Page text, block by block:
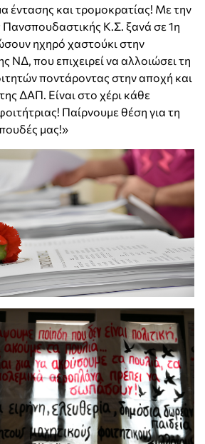
έντασης και τρομοκρατίας! Με την
Πανσπουδαστικής Κ.Σ. ξανά σε 1η
ηχηρό χαστούκι στην
ΝΔ, που επιχειρεί να αλλοιώσει τη
ποντάροντας στην αποχή και
ΔΑΠ. Είναι στο χέρι κάθε
Παίρνουμε θέση για τη
μας!»